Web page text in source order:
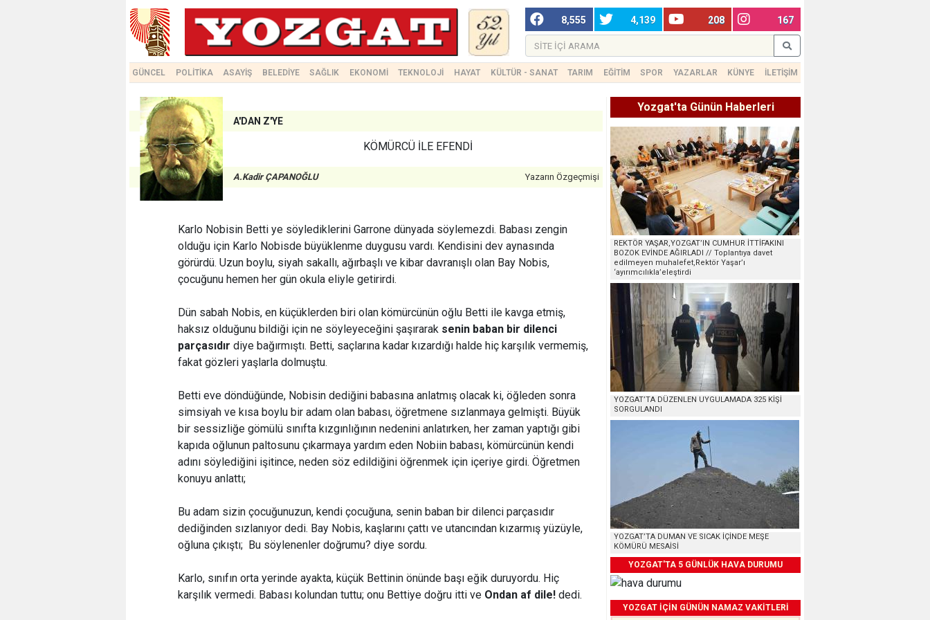
8,555 4,139 208 167
GÜNCEL POLİTİKA ASAYİŞ BELEDİYE SAĞLIK EKONOMİ TEKNOLOJİ HAYAT KÜLTÜR - SANAT TARIM EĞİTİM SPOR YAZARLAR KÜNYE İLETİŞİM
A'DAN Z'YE
KÖMÜRCÜ İLE EFENDİ
A.Kadir ÇAPANOĞLU Yazarın Özgeçmişi
Karlo Nobisin Betti ye söylediklerini Garrone dünyada söylemezdi. Babası zengin
olduğu için Karlo Nobisde büyüklenme duygusu vardı. Kendisini dev aynasında
görürdü. Uzun boylu, siyah sakallı, ağırbaşlı ve kibar davranışlı olan Bay Nobis,
çocuğunu hemen her gün okula eliyle getirirdi.
Dün sabah Nobis, en küçüklerden biri olan kömürcünün oğlu Betti ile kavga etmiş,
haksız olduğunu bildiği için ne söyleyeceğini şaşırarak senin baban bir dilenci
parçasıdır diye bağırmıştı. Betti, saçlarına kadar kızardığı halde hiç karşılık vermemiş,
fakat gözleri yaşlarla dolmuştu.
Betti eve döndüğünde, Nobisin dediğini babasına anlatmış olacak ki, öğleden sonra
simsiyah ve kısa boylu bir adam olan babası, öğretmene sızlanmaya gelmişti. Büyük
bir sessizliğe gömülü sınıfta kızgınlığının nedenini anlatırken, her zaman yaptığı gibi
kapıda oğlunun paltosunu çıkarmaya yardım eden Nobiin babası, kömürcünün kendi
adını söylediğini işitince, neden söz edildiğini öğrenmek için içeriye girdi. Öğretmen
konuyu anlattı;
Bu adam sizin çocuğunuzun, kendi çocuğuna, senin baban bir dilenci parçasıdır
dediğinden sızlanıyor dedi. Bay Nobis, kaşlarını çattı ve utancından kızarmış yüzüyle,
oğluna çıkıştı;  Bu söylenenler doğrumu? diye sordu.
Karlo, sınıfın orta yerinde ayakta, küçük Bettinin önünde başı eğik duruyordu. Hiç
karşılık vermedi. Babası kolundan tuttu; onu Bettiye doğru itti ve Ondan af dile! dedi.
Yozgat'ta Günün Haberleri
REKTÖR YAŞAR,YOZGAT’IN CUMHUR İTTİFAKINI
BOZOK EVİNDE AĞIRLADI // Toplantıya davet
edilmeyen muhalefet,Rektör Yaşar’ı
‘ayırımcılıkla’eleştirdi
YOZGAT’TA DÜZENLEN UYGULAMADA 325 KİŞİ
SORGULANDI
YOZGAT’TA DUMAN VE SICAK İÇİNDE MEŞE
KÖMÜRÜ MESAİSİ
YOZGAT'TA 5 GÜNLÜK HAVA DURUMU
YOZGAT İÇİN GÜNÜN NAMAZ VAKİTLERİ